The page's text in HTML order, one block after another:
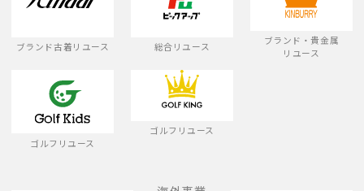
ブランド古着リユース 総合リユース
ブランド・貴金属
リユース
ゴルフリユース
ゴルフリユース